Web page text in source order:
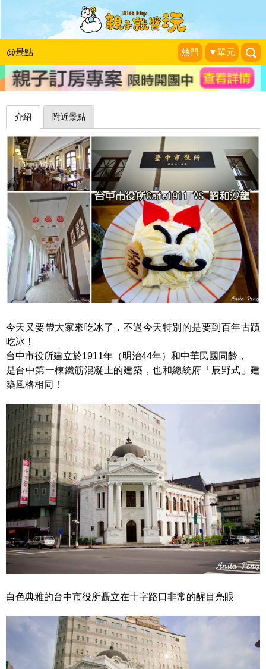
@景點 熱門 ▼單元
百年建築風華再現，招財貓冰好吸睛～
臺中市役所
史努比遊樂園|2016-07-26
介紹 附近景點
今天又要帶大家來吃冰了，不過今天特別的是要到百年古蹟
吃冰！
台中市役所建立於1911年（明治44年）和中華民國同齡，
是台中第一棟鐵筋混凝土的建築，也和總統府「辰野式」建
築風格相同！
白色典雅的台中市役所矗立在十字路口非常的醒目亮眼